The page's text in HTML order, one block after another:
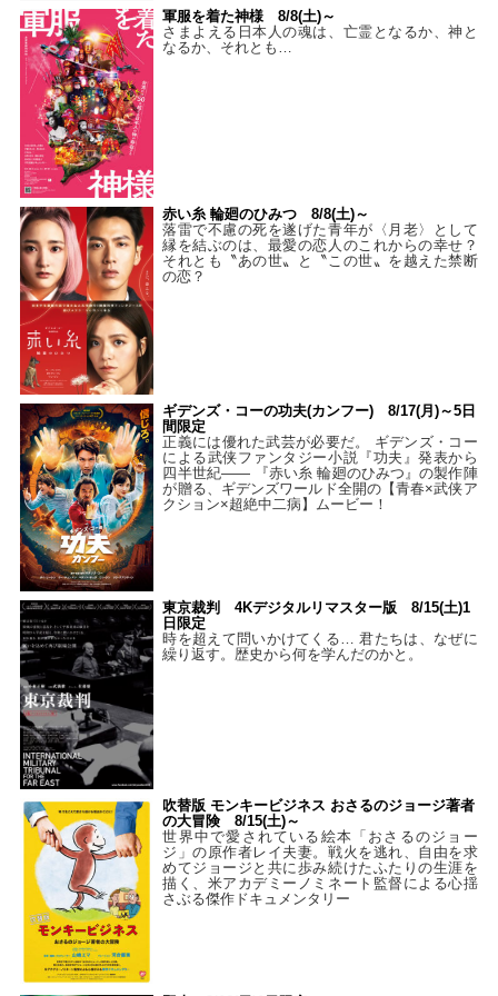
軍服を着た神様 8/8(土)～
さまよえる日本人の魂は、亡霊となるか、神と
なるか、それとも…
赤い糸 輪廻のひみつ 8/8(土)～
落雷で不慮の死を遂げた青年が〈月老〉として
縁を結ぶのは、最愛の恋人のこれからの幸せ？
それとも〝あの世〟と〝この世〟を越えた禁断
の恋？
ギデンズ・コーの功夫(カンフー) 8/17(月)～5日
間限定
正義には優れた武芸が必要だ。 ギデンズ・コー
による武侠ファンタジー小説『功夫』発表から
四半世紀―― 『赤い糸 輪廻のひみつ』の製作陣
が贈る、ギデンズワールド全開の【青春×武侠ア
クション×超絶中二病】ムービー！
東京裁判 4Kデジタルリマスター版 8/15(土)1
日限定
時を超えて問いかけてくる… 君たちは、なぜに
繰り返す。歴史から何を学んだのかと。
吹替版 モンキービジネス おさるのジョージ著者
の大冒険 8/15(土)～
世界中で愛されている絵本「おさるのジョー
ジ」の原作者レイ夫妻。戦火を逃れ、自由を求
めてジョージと共に歩み続けたふたりの生涯を
描く、米アカデミーノミネート監督による心揺
さぶる傑作ドキュメンタリー